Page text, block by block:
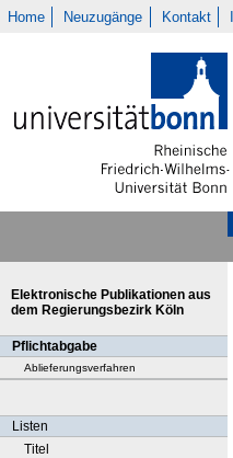
Home Neuzugänge Kontakt
Elektronische Publikationen aus
dem Regierungsbezirk Köln
Pflichtabgabe
Ablieferungsverfahren
Listen
Titel